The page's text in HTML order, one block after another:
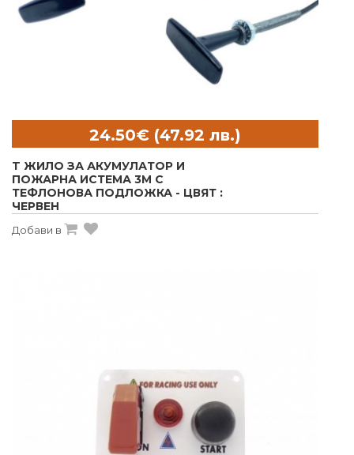
T ЖИЛО ЗА АКУМУЛАТОР И
ПОЖАРНА ИСТЕМА 3M С
ТЕФЛОНОВА ПОДЛОЖКА - ЦВЯТ :
ЧЕРВЕН
Добави в